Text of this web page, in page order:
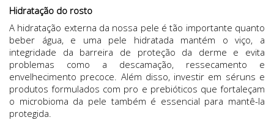
Hidratação do rosto
A hidratação externa da nossa pele é tão importante quanto
beber água, e uma pele hidratada mantém o viço, a
integridade da barreira de proteção da derme e evita
problemas como a descamação, ressecamento e
envelhecimento precoce. Além disso, investir em séruns e
produtos formulados com pro e prebióticos que fortaleçam
o microbioma da pele também é essencial para mantê-la
protegida.